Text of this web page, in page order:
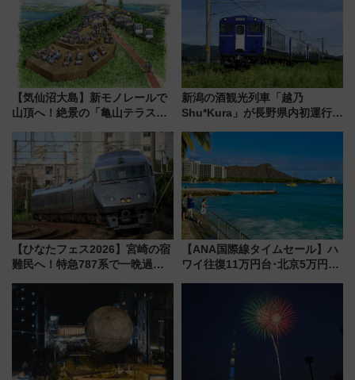
【気仙沼大島】新モノレールで
山頂へ！絶景の「亀山テラス
暇村のお得な日帰りプランも登
場
新潟の酒観光列車「越乃
Shu*Kura」が長野県内初運行！
別企画
【ひなたフェス2026】宮崎の宿
難民へ！特急787系で一晩過ご
ローおひさま」が救世主に？
【ANA国際線タイムセール】ハ
ワイ往復11万円台･北京5万円台
来春のGW旅行まで狙える激ア
ツ路線まとめ（8/10まで）